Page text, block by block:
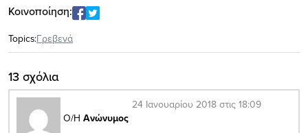
Κοινοποίηση:
Topics:Γρεβενά
13 σχόλια
Ο/Η Ανώνυμος
24 Ιανουαρίου 2018 στις 18:09